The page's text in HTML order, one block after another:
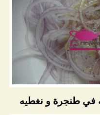
في طنجرة و نغطيه